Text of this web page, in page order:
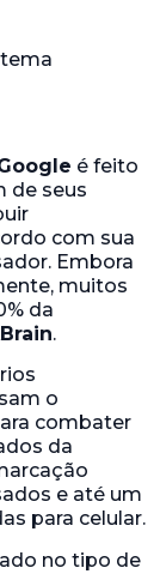
é feito
de seus
com sua
Embora
muitos
da
.
o
combater
da
e até um
para celular.
no tipo de